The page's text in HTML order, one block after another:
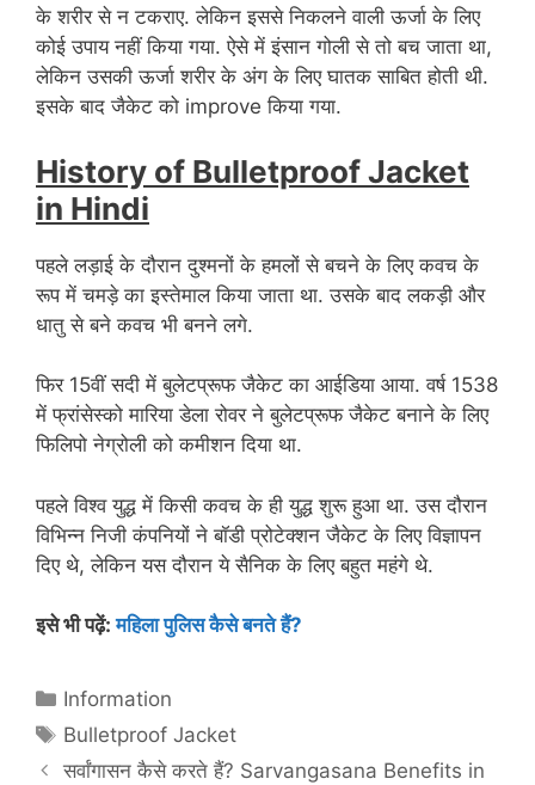
के शरीर से न टकराए. लेकिन इससे निकलने वाली ऊर्जा के लिए
कोई उपाय नहीं किया गया. ऐसे में इंसान गोली से तो बच जाता था,
लेकिन उसकी ऊर्जा शरीर के अंग के लिए घातक साबित होती थी.
इसके बाद जैकेट को improve किया गया.
History of Bulletproof Jacket
in Hindi
पहले लड़ाई के दौरान दुश्मनों के हमलों से बचने के लिए कवच के
रूप में चमड़े का इस्तेमाल किया जाता था. उसके बाद लकड़ी और
धातु से बने कवच भी बनने लगे.
फिर 15वीं सदी में बुलेटप्रूफ जैकेट का आईडिया आया. वर्ष 1538
में फ्रांसेस्को मारिया डेला रोवर ने बुलेटप्रूफ जैकेट बनाने के लिए
फिलिपो नेग्रोली को कमीशन दिया था.
पहले विश्व युद्ध में किसी कवच के ही युद्ध शुरू हुआ था. उस दौरान
विभिन्न निजी कंपनियों ने बॉडी प्रोटेक्शन जैकेट के लिए विज्ञापन
दिए थे, लेकिन यस दौरान ये सैनिक के लिए बहुत महंगे थे.
इसे भी पढ़ें:महिला पुलिस कैसे बनते हैं?
Categories
Information
Tags
Bulletproof Jacket
सर्वांगासन कैसे करते हैं? Sarvangasana Benefits in